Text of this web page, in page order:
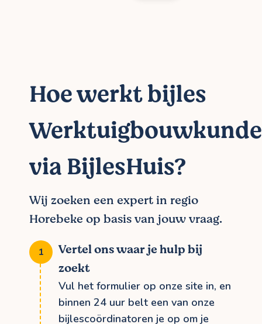
Hoe werkt bijles
Werktuigbouwkunde
via BijlesHuis?
Wij zoeken een expert in regio
Horebeke op basis van jouw vraag.
Vertel ons waar je hulp bij
zoekt
Vul het formulier op onze site in, en
binnen 24 uur belt een van onze
bijlescoördinatoren je op om je